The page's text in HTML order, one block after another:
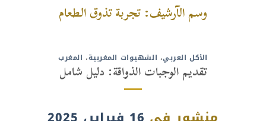
وسم الآرشيف:تجربة تذوق الطعام
الأكل العربي، الشهيوات المغربية، المغرب
تقديم الوجبات الذواقة: دليل شامل